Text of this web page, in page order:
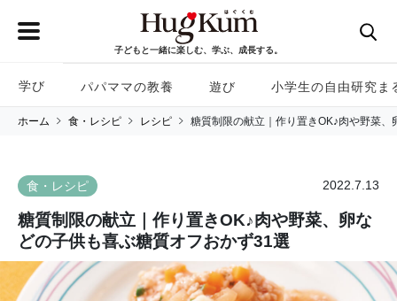
子どもと一緒に楽しむ、学ぶ、成長する。
学び パパママの教養 遊び 小学生の自由研究ま
ホーム 食・レシピ レシピ 糖質制限の献立｜作り置きOK♪肉や野菜
食・レシピ 2022.7.13
糖質制限の献立｜作り置きOK♪肉や野菜、卵な
どの子供も喜ぶ糖質オフおかず31選